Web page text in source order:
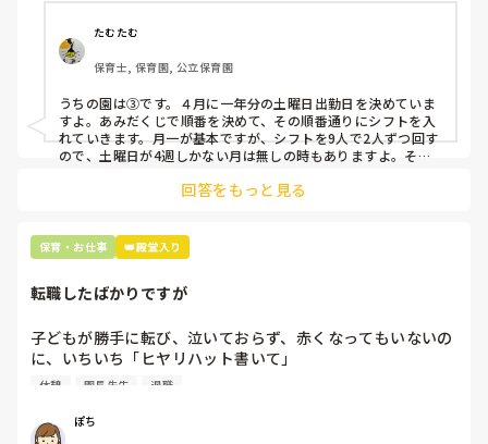
①土曜日の希望休は2日まで、と制限をかける
②毎月、必ず土曜保育に入ることのできる日を1日だけピッ
クアップしてもらう
③仮シフトが出た時、土曜出勤が難しければ自身で代わりの
人を交渉して見つけてもらう
上記のいずれかの対策を取り入れることを考えています。
たむたむ
保育士, 保育園, 公立保育園
うちの園は③です。４月に一年分の土曜日出勤日を決めていま
すよ。あみだくじで順番を決めて、その順番通りにシフトを入
れていきます。月一が基本ですが、シフトを9人で2人ずつ回す
ので、土曜日が4週しかない月は無しの時もありますよ。その
て貰い、主任に報告してます。
回答をもっと見る
保育・お仕事 👑殿堂入り
転職したばかりですが
子どもが勝手に転び、泣いておらず、赤くなってもいないの
に、いちいち「ヒヤリハット書いて」
と書かされ
（そう言う本人は書かない）
休憩 園長先生 退職
ぽち